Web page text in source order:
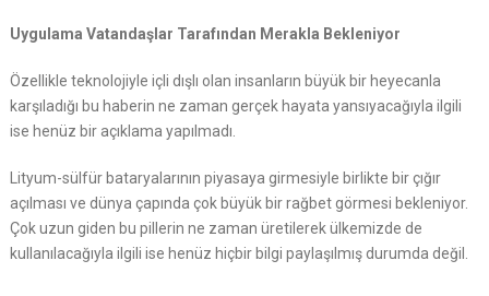
Uygulama Vatandaşlar Tarafından Merakla Bekleniyor
Özellikle teknolojiyle içli dışlı olan insanların büyük bir heyecanla
karşıladığı bu haberin ne zaman gerçek hayata yansıyacağıyla ilgili
ise henüz bir açıklama yapılmadı.
Lityum-sülfür bataryalarının piyasaya girmesiyle birlikte bir çığır
açılması ve dünya çapında çok büyük bir rağbet görmesi bekleniyor.
Çok uzun giden bu pillerin ne zaman üretilerek ülkemizde de
kullanılacağıyla ilgili ise henüz hiçbir bilgi paylaşılmış durumda değil.